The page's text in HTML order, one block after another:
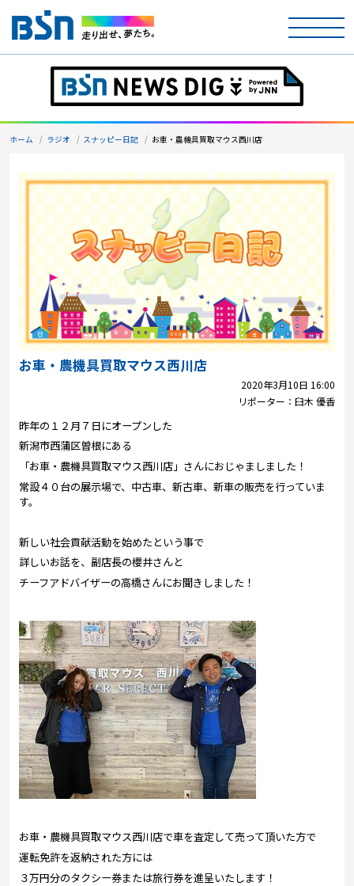
ホーム
テレビ
アナウンサー
イベント
ニュース
天気
プレゼント
キッズ
ケンジュ
Well-being 防災・減災
ショッピング
会社概要・ビジョン
お問い合わせ
ホーム ラジオ スナッピー日記 お車・農機具買取マウス西川店
お車・農機具買取マウス西川店
2020年3月10日 16:00
リポーター： 臼木 優香
昨年の１２月７日にオープンした
新潟市西蒲区曽根にある
「お車・農機具買取マウス西川店」さんにおじゃましました！
常設４０台の展示場で、中古車、新古車、新車の販売を行っていま
す。
新しい社会貢献活動を始めたという事で
詳しいお話を、副店長の櫻井さんと
チーフアドバイザーの高橋さんにお聞きしました！
お車・農機具買取マウス西川店で車を査定して売って頂いた方で
運転免許を返納された方には
３万円分のタクシー券または旅行券を進呈いたします！